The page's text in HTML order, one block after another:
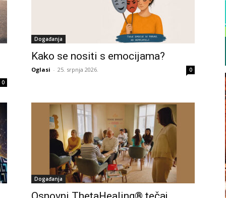
0
Događanja
Kako se nositi s emocijama?
Oglasi - 25. srpnja 2026. 0
Događanja